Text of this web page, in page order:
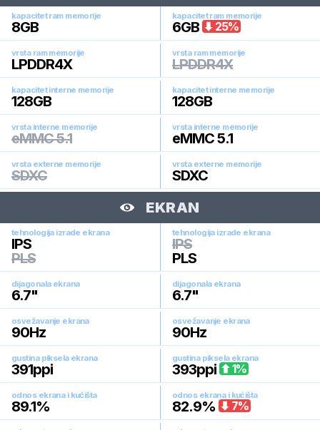
kapacitet ram memorije
8GB
kapacitet ram memorije
6GB 25%
vrsta ram memorije
LPDDR4X
vrsta ram memorije
LPDDR4X
kapacitet interne memorije
128GB
kapacitet interne memorije
128GB
vrsta interne memorije
eMMC 5.1
vrsta interne memorije
eMMC 5.1
vrsta externe memorije
SDXC
vrsta externe memorije
SDXC
EKRAN
tehnologija izrade ekrana
IPS
PLS
tehnologija izrade ekrana
IPS
PLS
dijagonala ekrana
6.7"
dijagonala ekrana
6.7"
osvežavanje ekrana
90Hz
osvežavanje ekrana
90Hz
gustina piksela ekrana
391ppi
gustina piksela ekrana
393ppi 1%
odnos ekrana i kućišta
89.1%
odnos ekrana i kućišta
82.9% 7%